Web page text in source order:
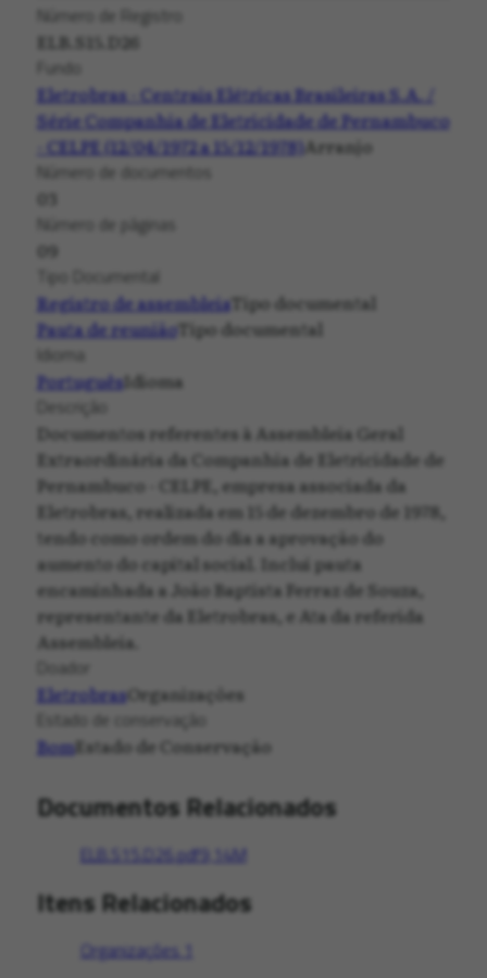
Número de Registro
ELB.S15.D26
Fundo
Eletrobras - Centrais Elétricas Brasileiras S.A. /
Série Companhia de Eletricidade de Pernambuco
- CELPE (12/04/1972 a 15/12/1978)Arranjo
Número de documentos
03
Número de páginas
09
Tipo Documental
Registro de assembleiaTipo documental
Pauta de reuniãoTipo documental
Idioma
PortuguêsIdioma
Descrição
Documentos referentes à Assembleia Geral
Extraordinária da Companhia de Eletricidade de
Pernambuco - CELPE, empresa associada da
Eletrobras, realizada em 15 de dezembro de 1978,
tendo como ordem do dia a aprovação do
aumento do capital social. Inclui pauta
encaminhada a João Baptista Ferraz de Souza,
representante da Eletrobras, e Ata da referida
Assembleia.
Doador
EletrobrasOrganizações
Estado de conservação
BomEstado de Conservação
Documentos Relacionados
ELB.S15.D26.pdf9,14M
Itens Relacionados
Organizações